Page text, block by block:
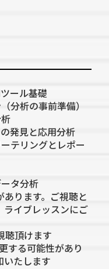
ール基礎
分析の事前準備）
発見と応用分析
テリングとレポー
タ分析
ります。ご視聴と
ライブレッスンにご
聴頂けます
する可能性があり
いたします